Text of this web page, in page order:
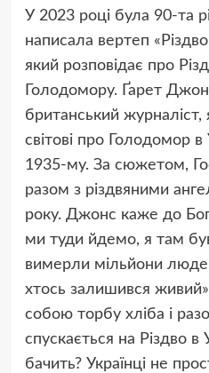
У 2023 році була 90-та
написала вертеп
який розповідає про
Голодомору. Ґарет
британський
світові про Голодомор в
1935-му. За сюжетом,
разом з різдвяними
року. Джонс каже до
ми туди йдемо, я там
вимерли мільйони
хтось залишився
собою торбу хліба і
спускається на Різдво в
бачить? Українці не